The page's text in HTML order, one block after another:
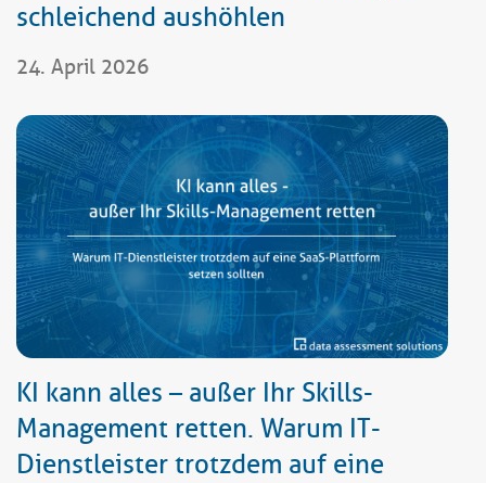
schleichend aushöhlen
24. April 2026
KI kann alles – außer Ihr Skills-
Management retten. Warum IT-
Dienstleister trotzdem auf eine